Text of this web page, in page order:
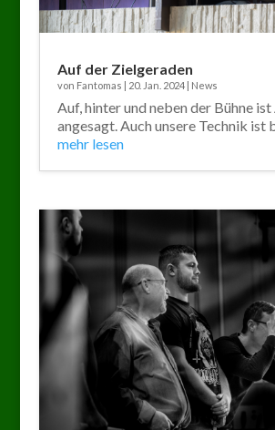
Auf der Zielgeraden
von Fantomas 20. Jan. 2024| News
Auf, hinter und neben der Bühne
angesagt. Auch unsere Technik ist
mehr lesen